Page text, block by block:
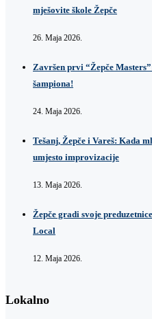
mješovite škole Žepče
26. Maja 2026.
Završen prvi “Žepče
šampiona!
24. Maja 2026.
Tešanj, Žepče i Vareš: Kada
umjesto improvizacije
13. Maja 2026.
Žepče gradi svoje
Local
12. Maja 2026.
Lokalno